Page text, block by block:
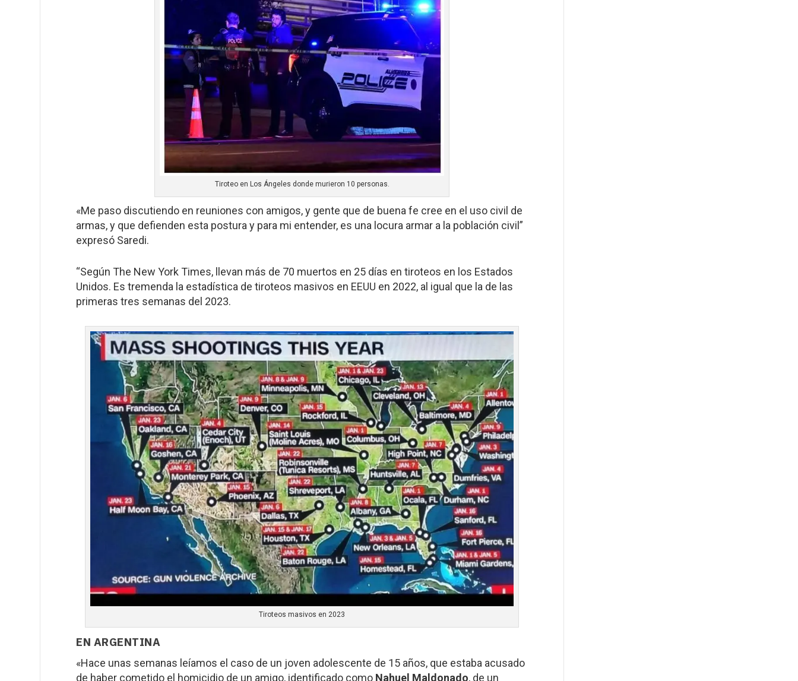
Tiroteo en Los Ángeles donde murieron 10 personas.
«Me paso discutiendo en reuniones con amigos, y gente que de buena fe cree en el uso civil de
armas, y que defienden esta postura y para mi entender, es una locura armar a la población civil”
expresó Saredi.
“Según The New York Times, llevan más de 70 muertos en 25 días en tiroteos en los Estados
Unidos. Es tremenda la estadística de tiroteos masivos en EEUU en 2022, al igual que la de las
primeras tres semanas del 2023.
Tiroteos masivos en 2023
EN ARGENTINA
«Hace unas semanas leíamos el caso de un joven adolescente de 15 años, que estaba acusado
de haber cometido el homicidio de un amigo, identificado como Nahuel Maldonado, de un